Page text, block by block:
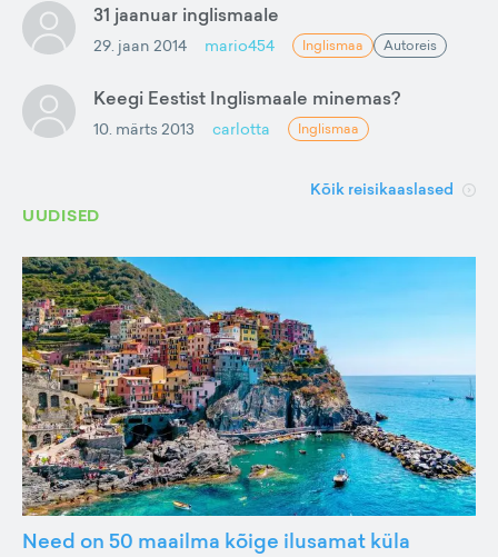
31 jaanuar inglismaale
29. jaan 2014 mario454 Inglismaa Autoreis
Keegi Eestist Inglismaale minemas?
10. märts 2013 carlotta Inglismaa
Kõik reisikaaslased
UUDISED
Need on 50 maailma kõige ilusamat küla